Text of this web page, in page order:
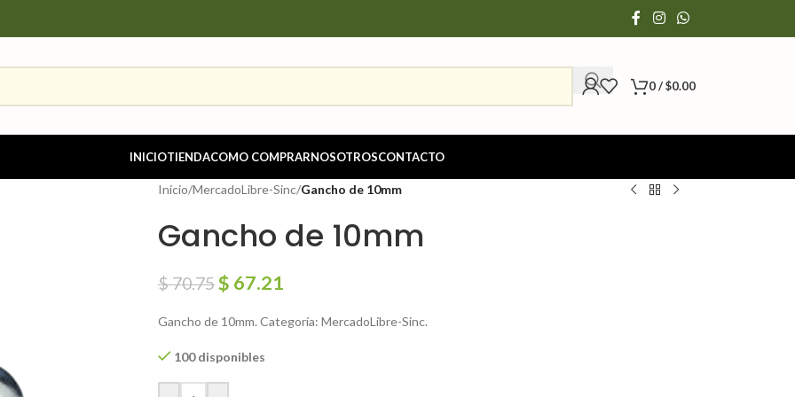
0/$0.00
INICIOTIENDACOMO COMPRARNOSOTROSCONTACTO
Inicio/MercadoLibre-Sinc/Gancho de 10mm
Gancho de 10mm
$70.75$ 67.21
Gancho de 10mm. Categoría: MercadoLibre-Sinc.
100 disponibles